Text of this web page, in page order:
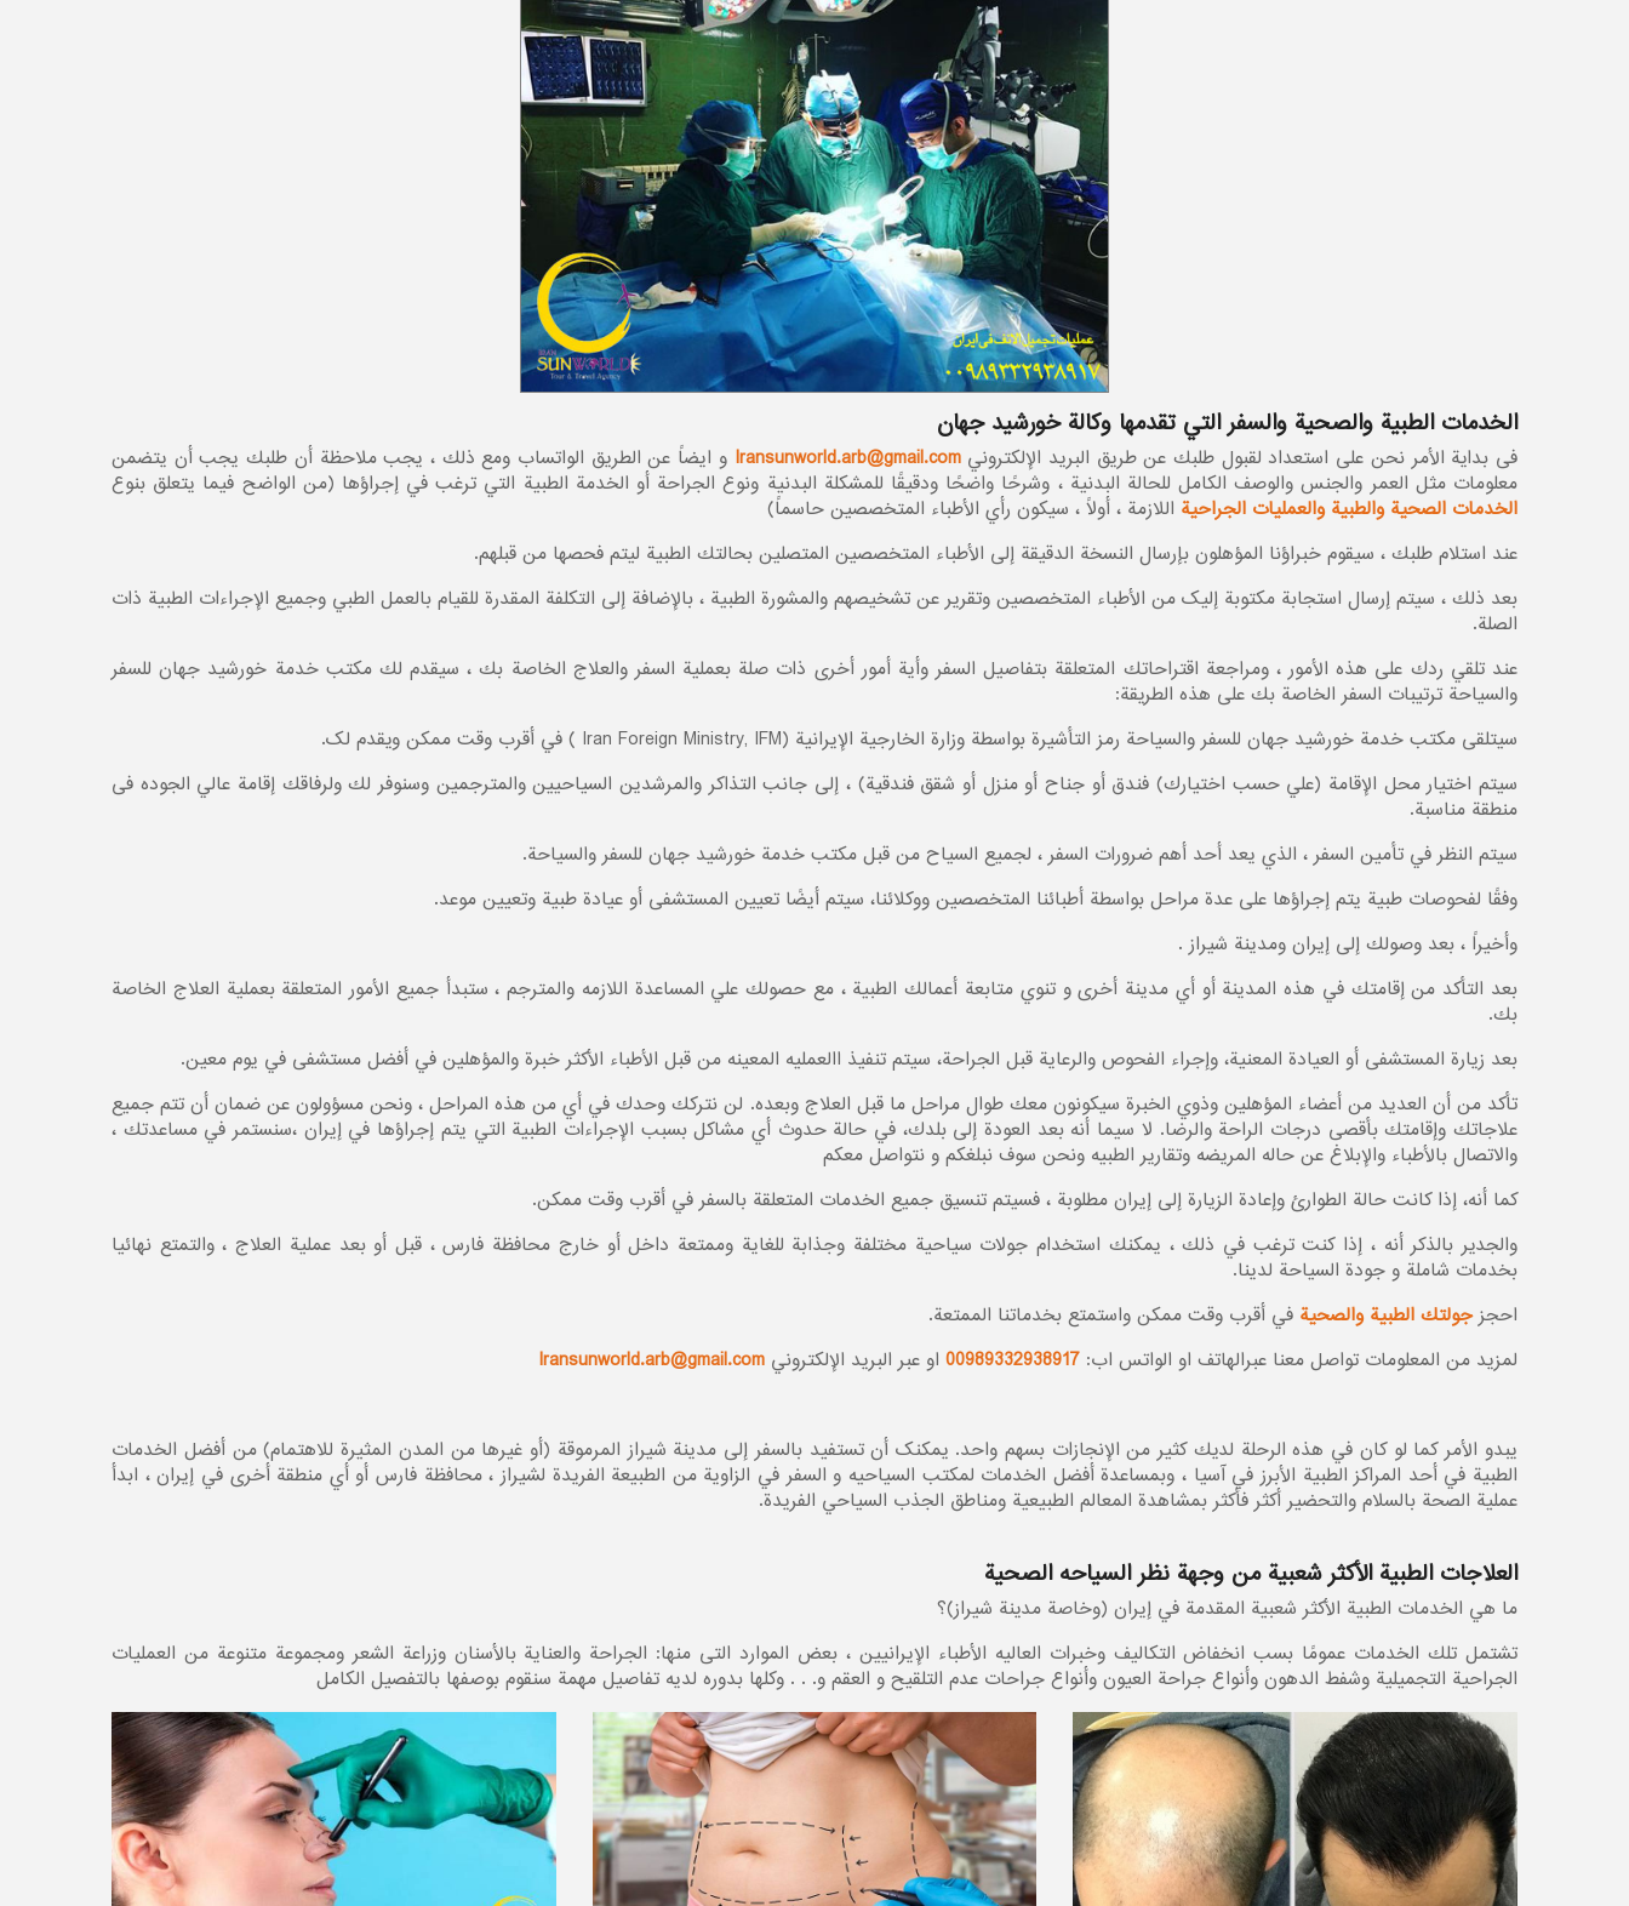
الخدمات الطبية والصحیة والسفر التي تقدمها وكالة خورشید جهان
فی بدایة الأمر نحن على استعداد لقبول طلبك عن طريق البريد الإلكترونيIransunworld.arb@gmail.com و ايضاً عن الطريق الواتساب ومع ذلك ، يجب ملاحظة أن طلبك يجب أن يتضمن
معلومات مثل العمر والجنس والوصف الكامل للحالة البدنية ، وشرحًا واضحًا ودقيقًا للمشكلة البدنية ونوع الجراحة أو الخدمة الطبية التي ترغب في إجراؤها (من الواضح فيما يتعلق بنوع
الخدمات الصحیة والطبية والعمليات الجراحية اللازمة ، أولاً ، سيكون رأي الأطباء المتخصصين حاسماً)
عند استلام طلبك ، سيقوم خبراؤنا المؤهلون بإرسال النسخة الدقيقة إلى الأطباء المتخصصين المتصلين بحالتك الطبية ليتم فحصها من قبلهم.
بعد ذلك ، سيتم إرسال استجابة مكتوبة إلیک من الأطباء المتخصصين وتقرير عن تشخيصهم والمشورة الطبية ، بالإضافة إلى التكلفة المقدرة للقيام بالعمل الطبي وجميع الإجراءات الطبية ذات
الصلة.
عند تلقي ردك على هذه الأمور ، ومراجعة اقتراحاتك المتعلقة بتفاصيل السفر وأية أمور أخرى ذات صلة بعملية السفر والعلاج الخاصة بك ، سيقدم لك مكتب خدمة خورشید جهان للسفر
والسياحة ترتيبات السفر الخاصة بك علی هذه الطریقة:
سيتلقى مكتب خدمة خورشید جهان للسفر والسياحة رمز التأشيرة بواسطة وزارة الخارجية الإيرانية (Iran Foreign Ministry, IFM ) في أقرب وقت ممكن ویقدم لک.
سیتم اختیار محل الإقامة (علي حسب اختيارك) فندق أو جناح أو منزل أو شقق فندقیة) ، إلى جانب التذاكر والمرشدين السياحيين والمترجمين وسنوفر لك ولرفاقك إقامة عالي الجوده فی
منطقة مناسبة.
سيتم النظر في تأمين السفر ، الذي يعد أحد أهم ضرورات السفر ، لجميع السياح من قبل مكتب خدمة خورشید جهان للسفر والسیاحة.
وفقًا لفحوصات طبية يتم إجراؤها على عدة مراحل بواسطة أطبائنا المتخصصين ووكلائنا، سيتم أيضًا تعيين المستشفى أو عيادة طبية وتعيين موعد.
وأخيراً ، بعد وصولك إلى إيران ومدينة شيراز .
بعد التأكد من إقامتك في هذه المدينة أو أي مدينة أخرى و تنوي متابعة أعمالك الطبية ، مع حصولك علي المساعدة اللازمه والمترجم ، ستبدأ جميع الأمور المتعلقة بعملية العلاج الخاصة
بك.
بعد زيارة المستشفى أو العيادة المعنية، وإجراء الفحوص والرعاية قبل الجراحة، سيتم تنفيذ االعمليه المعينه من قبل الأطباء الأكثر خبرة والمؤهلين في أفضل مستشفى في يوم معين.
تأكد من أن العديد من أعضاء المؤهلين وذوي الخبرة سيكونون معك طوال مراحل ما قبل العلاج وبعده. لن نتركك وحدك في أي من هذه المراحل ، ونحن مسؤولون عن ضمان أن تتم جميع
علاجاتك وإقامتك بأقصى درجات الراحة والرضا. لا سيما أنه بعد العودة إلى بلدك، في حالة حدوث أي مشاكل بسبب الإجراءات الطبية التي يتم إجراؤها في إيران ،سنستمر في مساعدتك ،
والاتصال بالأطباء والإبلاغ عن حاله المريضه وتقارير الطبيه ونحن سوف نبلغكم و نتواصل معكم
کما أنه، إذا كانت حالة الطوارئ وإعادة الزيارة إلى إيران مطلوبة ، فسيتم تنسيق جميع الخدمات المتعلقة بالسفر في أقرب وقت ممكن.
والجدیر بالذکر أنه ، إذا كنت ترغب في ذلك ، يمكنك استخدام جولات سياحية مختلفة وجذابة للغاية وممتعة داخل أو خارج محافظة فارس ، قبل أو بعد عملية العلاج ، والتمتع نهائیا
بخدمات شاملة و جودة السياحة لدينا.
احجزجولتك الطبیة والصحیة في أقرب وقت ممكن واستمتع بخدماتنا الممتعة.
لمزيد من المعلومات تواصل معنا عبرالهاتف او الواتس اب: 00989332938917 او عبر البريد الإلكتروني Iransunworld.arb@gmail.com
يبدو الأمر كما لو كان في هذه الرحلة لدیك کثیر من الإنجازات بسهم واحد. یمکنک أن تستفید بالسفر إلى مدينة شيراز المرموقة (أو غيرها من المدن المثيرة للاهتمام) من أفضل الخدمات
الطبية في أحد المراكز الطبية الأبرز في آسيا ، وبمساعدة أفضل الخدمات لمكتب السياحيه و السفر في الزاوية من الطبيعة الفريدة لشيراز ، محافظة فارس أو أي منطقة أخرى في إيران ، ابدأ
عملیة الصحة بالسلام والتحضیر أکثر فأکثر بمشاهدة المعالم الطبيعية ومناطق الجذب السياحي الفريدة.
العلاجات الطبية الأكثر شعبية من وجهة نظر السياحه الصحية
ما هي الخدمات الطبية الأكثر شعبية المقدمة في إيران (وخاصة مدینة شيراز)؟
تشتمل تلك الخدمات عمومًا بسب انخفاض التكاليف وخبرات العاليه الأطباء الإيرانيين ، بعض الموارد التی منها: الجراحة والعناية بالأسنان وزراعة الشعر ومجموعة متنوعة من العمليات
الجراحية التجميلية وشفط الدهون وأنواع جراحة العيون وأنواع جراحات عدم التلقیح و العقم و. . . وكلها بدوره لديه تفاصيل مهمة سنقوم بوصفها بالتفصيل الكامل